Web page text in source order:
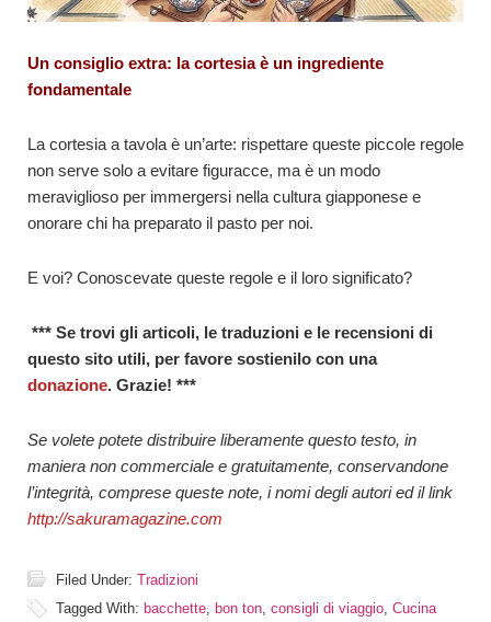
Un consiglio extra: la cortesia è un ingrediente
fondamentale
La cortesia a tavola è un’arte: rispettare queste piccole regole
non serve solo a evitare figuracce, ma è un modo
meraviglioso per immergersi nella cultura giapponese e
onorare chi ha preparato il pasto per noi.
E voi? Conoscevate queste regole e il loro significato?
*** Se trovi gli articoli, le traduzioni e le recensioni di
questo sito utili, per favore sostienilo con una
donazione. Grazie! ***
Se volete potete distribuire liberamente questo testo, in
maniera non commerciale e gratuitamente, conservandone
l’integrità, comprese queste note, i nomi degli autori ed il link
http://sakuramagazine.com
Filed Under: Tradizioni
Tagged With: bacchette bon ton consigli di viaggio Cucina